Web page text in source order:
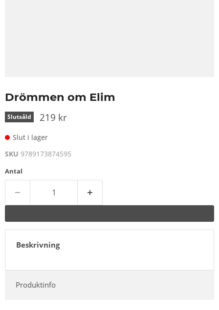
Drömmen om Elim
Slutsåld 219 kr
Slut i lager
SKU 9789173874595
Antal
Beskrivning
Produktinfo